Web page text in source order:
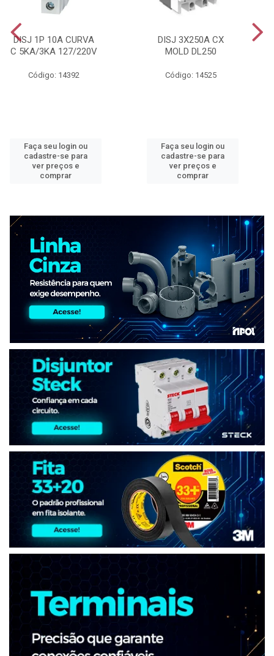
DISJ 1P 10A CURVA
C 5KA/3KA 127/220V
Código: 14392
Faça seu login ou
cadastre-se para
ver preços e
comprar
DISJ 3X250A CX
MOLD DL250
Código: 14525
Faça seu login ou
cadastre-se para
ver preços e
comprar